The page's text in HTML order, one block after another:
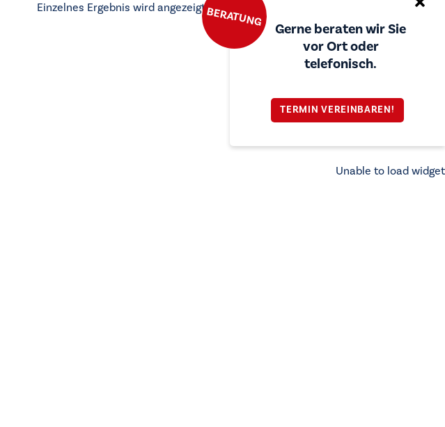
BERATUNG
Gerne beraten wir Sie
vor Ort oder
telefonisch.
TERMIN VEREINBAREN!
Einzelnes Ergebnis wird angezeigt
Unable to load widget